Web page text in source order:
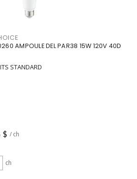
AMPOULE DEL PAR38 15W 120V 40D
STANDARD
$ / ch
ch